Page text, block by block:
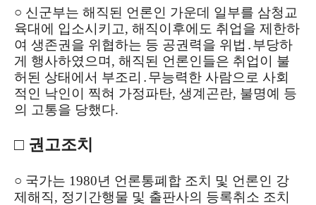
○ 신군부는 해직된 언론인 가운데 일부를 삼청교
육대에 입소시키고, 해직이후에도 취업을 제한하
여 생존권을 위협하는 등 공권력을 위법․부당하
게 행사하였으며, 해직된 언론인들은 취업이 불
허된 상태에서 부조리․무능력한 사람으로 사회
적인 낙인이 찍혀 가정파탄, 생계곤란, 불명예 등
의 고통을 당했다.
□ 권고조치
○ 국가는 1980년 언론통폐합 조치 및 언론인 강
제해직, 정기간행물 및 출판사의 등록취소 조치